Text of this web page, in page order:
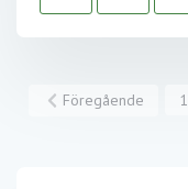
Föregående 1